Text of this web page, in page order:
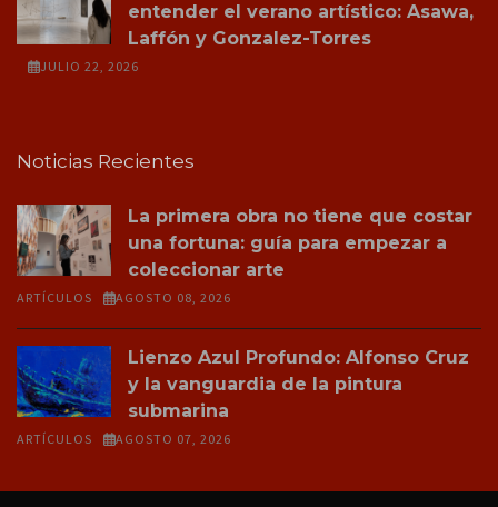
entender el verano artístico: Asawa,
Laffón y Gonzalez-Torres
JULIO 22, 2026
Noticias Recientes
La primera obra no tiene que costar
una fortuna: guía para empezar a
coleccionar arte
ARTÍCULOS AGOSTO 08, 2026
Lienzo Azul Profundo: Alfonso Cruz
y la vanguardia de la pintura
submarina
ARTÍCULOS AGOSTO 07, 2026